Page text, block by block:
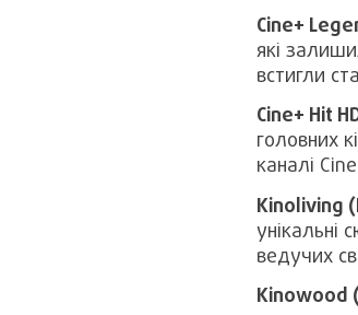
Cine+
які
встигли
Cine+ Hit
головних
каналі
Kinoliving
унікальні
ведучих
Kinowood